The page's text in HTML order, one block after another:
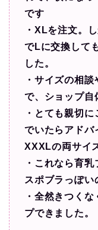
です
・XLを注文。
でLに交換して
した。
・サイズの相
で、ショップ自
・とても親切
でいたらアドバ
XXXLの両サイ
・これなら育
スポブラっぽい
・全然きつく
プできました。